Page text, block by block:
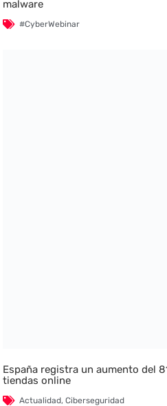
malware
#CyberWebinar
España registra un aumento del
tiendas online
Actualidad,Ciberseguridad